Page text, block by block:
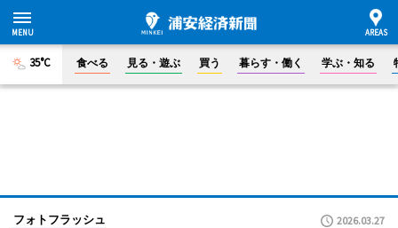
35°C 食べる 見る・遊ぶ 買う 暮らす・働く 学ぶ・知る
フォトフラッシュ 2026.03.27